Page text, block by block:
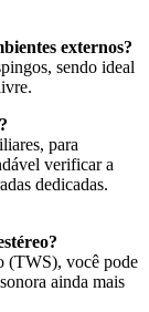
externos?
sendo ideal
para
verificar a
dedicadas.
(TWS), você pode
ainda mais